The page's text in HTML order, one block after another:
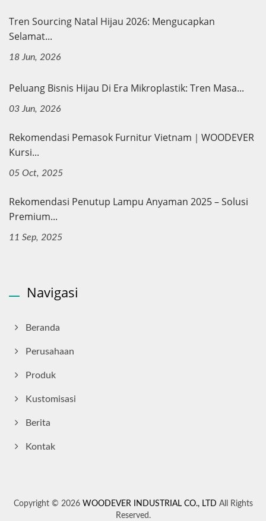
Tren Sourcing Natal Hijau 2026: Mengucapkan
Selamat...
18 Jun, 2026
Peluang Bisnis Hijau Di Era Mikroplastik: Tren Masa...
03 Jun, 2026
Rekomendasi Pemasok Furnitur Vietnam｜WOODEVER
Kursi...
05 Oct, 2025
Rekomendasi Penutup Lampu Anyaman 2025 – Solusi
Premium...
11 Sep, 2025
Navigasi
Beranda
Perusahaan
Produk
Kustomisasi
Berita
Kontak
Copyright © 2026 WOODEVER INDUSTRIAL CO., LTD All Rights
Reserved.